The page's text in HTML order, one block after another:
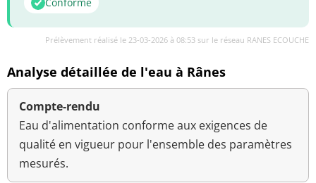
Prélèvement réalisé le 23-03-2026 à 08:53 sur le réseau RANES ECOUCHE
Analyse détaillée de l'eau à Rânes
Compte-rendu
Eau d'alimentation conforme aux exigences de
qualité en vigueur pour l'ensemble des paramètres
mesurés.